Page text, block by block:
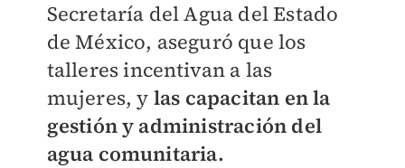
Secretaría del Agua del Estado
de México, aseguró que los
talleres incentivan a las
mujeres, y las capacitan en la
gestión y administración del
agua comunitaria.